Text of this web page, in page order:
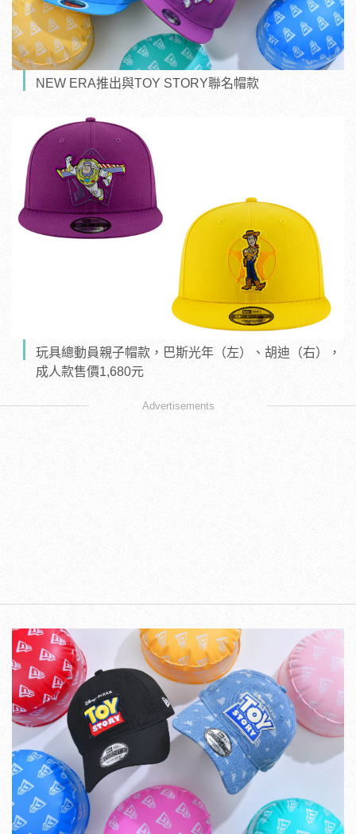
NEW ERA推出與TOY STORY聯名帽款
玩具總動員親子帽款，巴斯光年（左）、胡迪（右），
成人款售價1,680元
Advertisements